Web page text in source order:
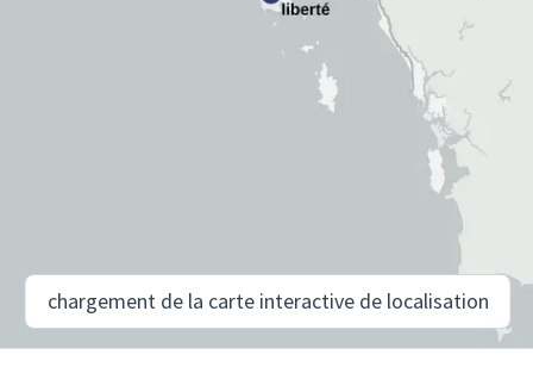
chargement de la carte interactive de localisation